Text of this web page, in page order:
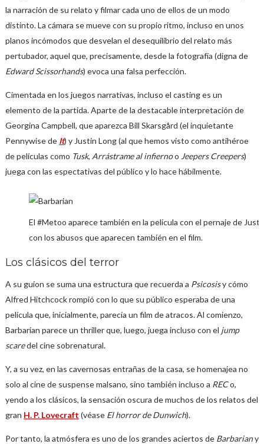
la narración de su relato y filmar cada uno de ellos de un modo
distinto. La cámara se mueve con su propio ritmo, incluso en unos
planos incómodos que desvelan el desequilibrio del relato más
pertubador, aquel que, precisamente, desde la fotografía (digna de
Edward Scissorhands) evoca una falsa perfección.
Cimentada en los juegos narrativas, incluso el casting es un
elemento de la partida. Aparte de la destacable interpretación de
Georgina Campbell, que aparezca Bill Skarsgård (el inquietante
Pennywise de It) y Justin Long (al que hemos visto como antihéroe
de películas como Tusk, Arrástrame al infiernoo Jeepers Creepers)
juega con las espectativas del público y lo hace hábilmente.
El #Metoo aparece también en la película con el pernaje de
con los abusos que aparecen también en el film.
Los clásicos del terror
A su guion se suma una estructura que recuerda a Psicosisy cómo
Alfred Hitchcock rompió con lo que su público esperaba de una
película que, inicialmente, parecía un film de atracos. Al comienzo,
Barbarian parece un thriller que, luego, juega incluso con el jump
scaredel cine sobrenatural.
Y, a su vez, en las cavernosas entrañas de la casa, se homenajea no
solo al cine de suspense malsano, sino también incluso a RECo,
yendo a los clásicos, la sensación oscura de muchos de los relatos del
gran H. P. Lovecraft (véase El horror de Dunwich).
Por tanto, la atmósfera es uno de los grandes aciertos de Barbariany